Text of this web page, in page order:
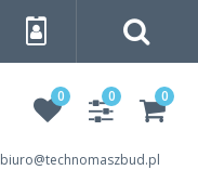
0 0 0
biuro@technomaszbud.pl